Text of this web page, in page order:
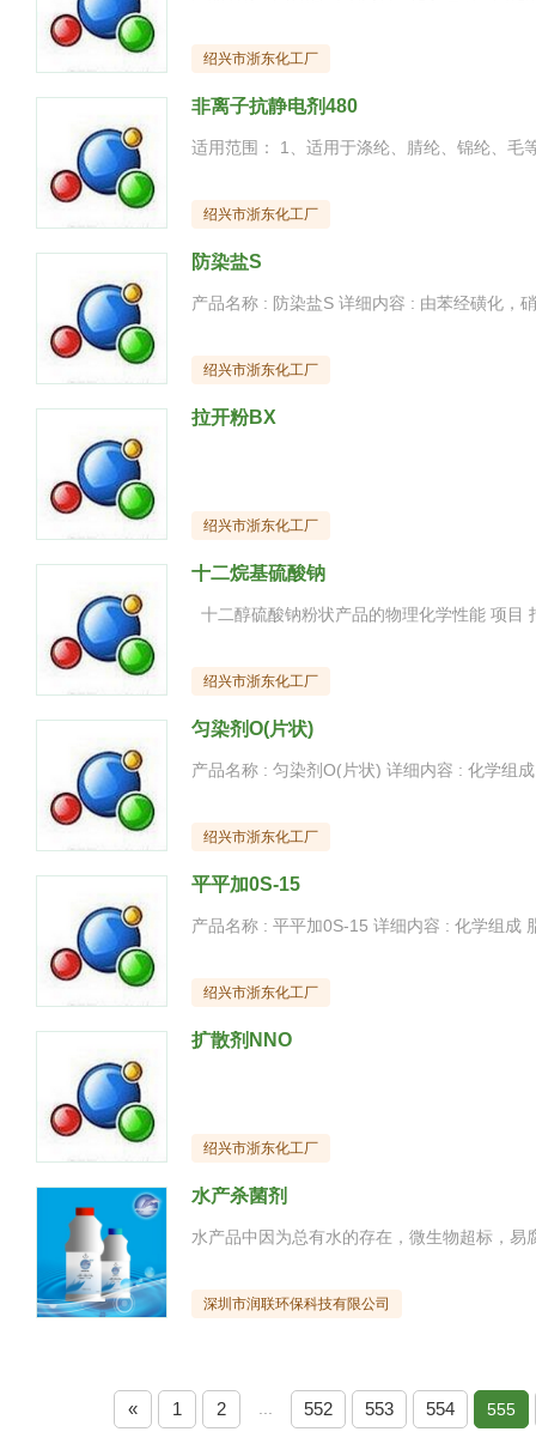
绍兴市浙东化工厂
非离子抗静电剂480
绍兴市浙东化工厂
防染盐S
绍兴市浙东化工厂
拉开粉BX
绍兴市浙东化工厂
十二烷基硫酸钠
绍兴市浙东化工厂
匀染剂O(片状)
绍兴市浙东化工厂
平平加0S-15
绍兴市浙东化工厂
扩散剂NNO
绍兴市浙东化工厂
水产杀菌剂
深圳市润联环保科技有限公司
« 1 2 552 553 554 555